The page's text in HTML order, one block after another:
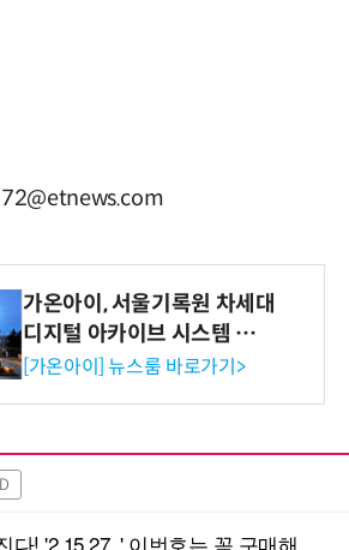
가온아이, 서울기록원 차세대
디지털 아카이브 시스템 구축
수행
[가온아이] 뉴스룸 바로가기>